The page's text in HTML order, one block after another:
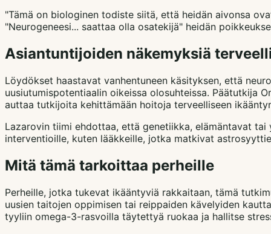
"Tämä on biologinen todiste siitä, että heidän aivonsa
"Neurogeneesi... saattaa olla osatekijä" heidän
Asiantuntijoiden näkemyksiä
Löydökset haastavat vanhentuneen käsityksen, että
uusiutumispotentiaalin oikeissa olosuhteissa. Päätutkija
auttaa tutkijoita kehittämään hoitoja terveelliseen
Lazarovin tiimi ehdottaa, että genetiikka, elämäntavat
interventioille, kuten lääkkeille, jotka matkivat
Mitä tämä tarkoittaa perheille
Perheille, jotka tukevat ikääntyviä rakkaitaan, tämä
uusien taitojen oppimisen tai reippaiden kävelyiden
tyyliin omega-3-rasvoilla täytettyä ruokaa ja hallitse